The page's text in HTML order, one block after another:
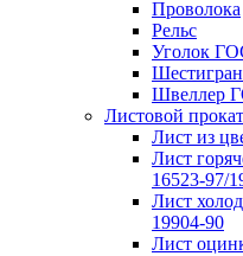
Проволока
Рельс
Уголок
Швеллер
Листовой прокат
Лист из
Лист
16523-97/
Лист
19904-90
Лист